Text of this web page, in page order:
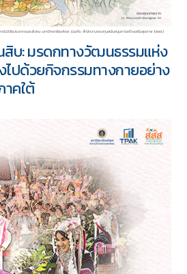
สิบ: มรดกทางวัฒนธรรมแห่ง
ด้วยกิจกรรมทางกายอย่าง
คใต้